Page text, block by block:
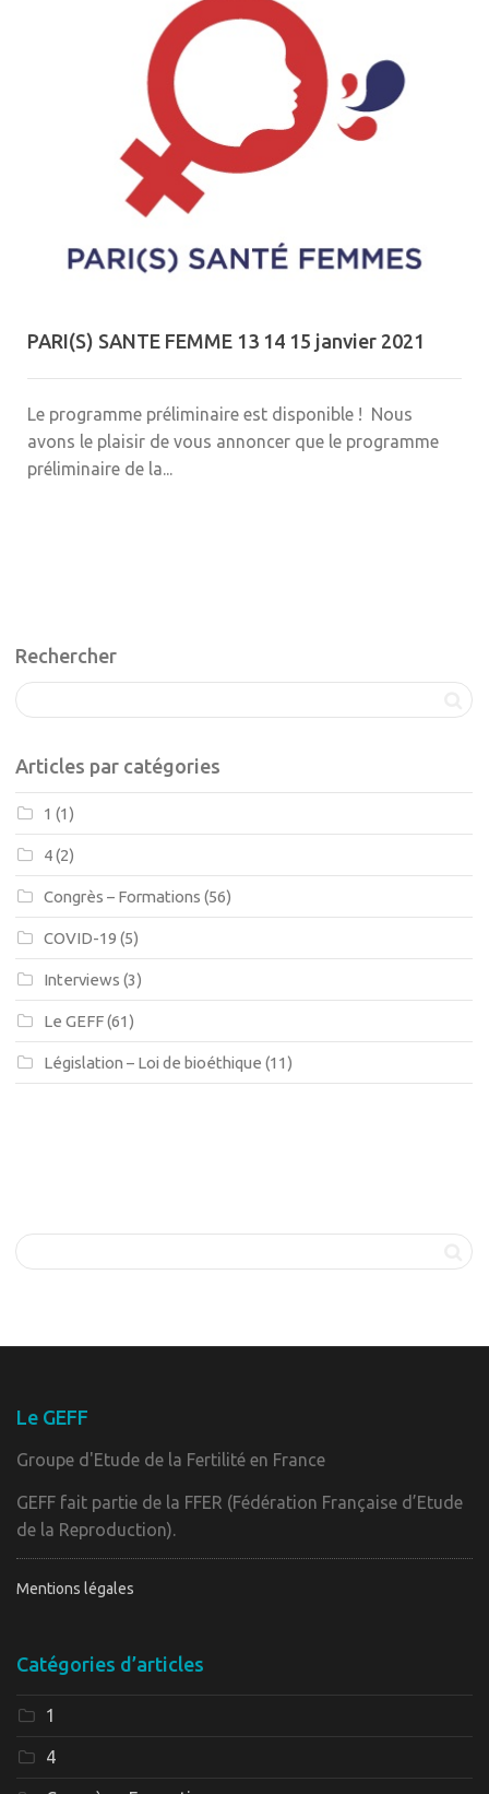
PARI(S) SANTE FEMME 13 14 15 janvier 2021
Le programme préliminaire est disponible ! Nous
avons le plaisir de vous annoncer que le programme
préliminaire de la...
Rechercher
Articles par catégories
1 (1)
4(2)
Congrès – Formations (56)
COVID-19 (5)
Interviews (3)
Le GEFF(61)
Législation – Loi de bioéthique (11)
Le GEFF
Groupe d'Etude de la Fertilité en France
GEFF fait partie de la FFER (Fédération Française d’Etude
de la Reproduction).
Mentions légales
Catégories d’articles
1
4